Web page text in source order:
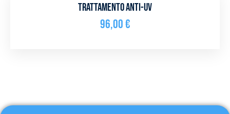
Trattamento anti-UV
96,00€